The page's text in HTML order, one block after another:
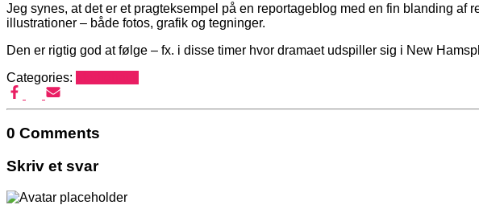
Jeg synes, at det er et pragteksempel på en reportageblog med en fin blanding af
illustrationer – både fotos, grafik og tegninger.
Den er rigtig god at følge – fx. i disse timer hvor dramaet udspiller sig i New
Categories:
0 Comments
Skriv et svar